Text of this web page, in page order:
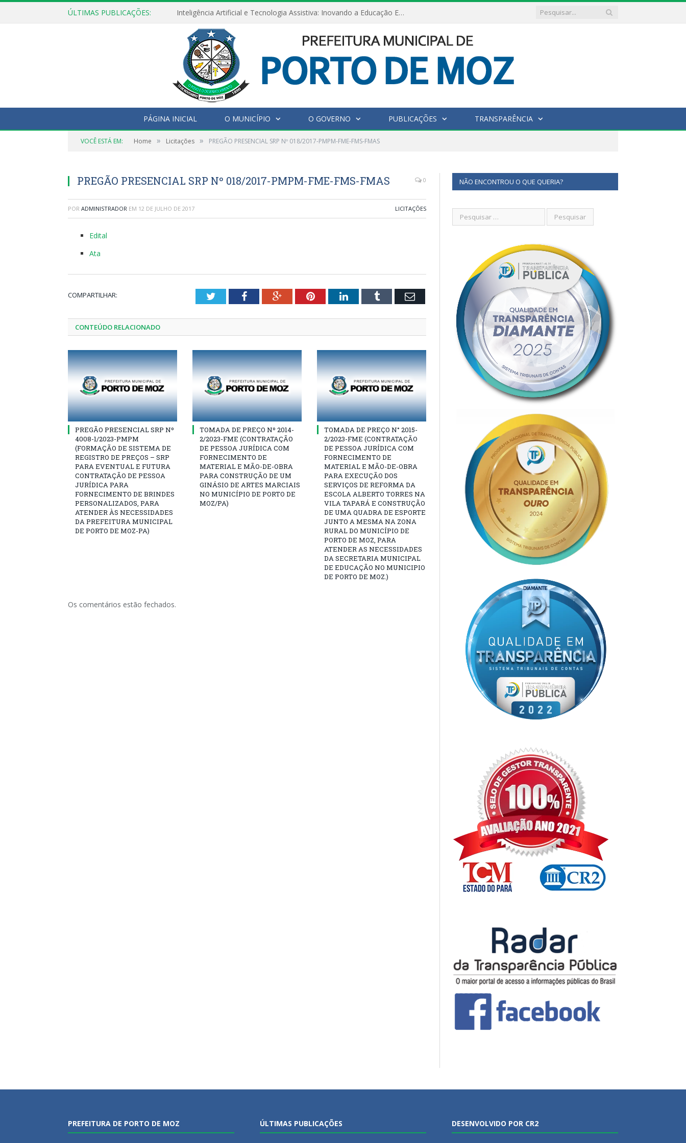
ÚLTIMAS PUBLICAÇÕES: Inteligência Artificial e Tecnologia Assistiva: Inovando a Educação Especial e Inclusiva
PÁGINA INICIAL O MUNICÍPIO O GOVERNO PUBLICAÇÕES TRANSPARÊNCIA
VOCÊ ESTÁ EM: Home » Licitações » PREGÃO PRESENCIAL SRP Nº 018/2017-PMPM-FME-FMS-FMAS
PREGÃO PRESENCIAL SRP Nº 018/2017-PMPM-FME-FMS-FMAS 0
POR ADMINISTRADOR EM 12 DE JULHO DE 2017 LICITAÇÕES
Edital
Ata
COMPARTILHAR: TwitterFacebookGoogle+PinterestLinkedInTumblr Email
CONTEÚDO RELACIONADO
PREGÃO PRESENCIAL SRP Nº
4008-1/2023-PMPM
(FORMAÇÃO DE SISTEMA DE
REGISTRO DE PREÇOS – SRP
PARA EVENTUAL E FUTURA
CONTRATAÇÃO DE PESSOA
JURÍDICA PARA
FORNECIMENTO DE BRINDES
PERSONALIZADOS, PARA
ATENDER ÀS NECESSIDADES
DA PREFEITURA MUNICIPAL
DE PORTO DE MOZ-PA)
TOMADA DE PREÇO Nº 2014-
2/2023-FME (CONTRATAÇÃO
DE PESSOA JURÍDICA COM
FORNECIMENTO DE
MATERIAL E MÃO-DE-OBRA
PARA CONSTRUÇÃO DE UM
GINÁSIO DE ARTES MARCIAIS
NO MUNICÍPIO DE PORTO DE
MOZ/PA)
TOMADA DE PREÇO N° 2015-
2/2023-FME (CONTRATAÇÃO
DE PESSOA JURÍDICA COM
FORNECIMENTO DE
MATERIAL E MÃO-DE-OBRA
PARA EXECUÇÃO DOS
SERVIÇOS DE REFORMA DA
ESCOLA ALBERTO TORRES NA
VILA TAPARÁ E CONSTRUÇÃO
DE UMA QUADRA DE ESPORTE
JUNTO A MESMA NA ZONA
RURAL DO MUNICÍPIO DE
PORTO DE MOZ, PARA
ATENDER AS NECESSIDADES
DA SECRETARIA MUNICIPAL
DE EDUCAÇÃO NO MUNICIPIO
DE PORTO DE MOZ.)
Os comentários estão fechados.
NÃO ENCONTROU O QUE QUERIA?
PREFEITURA DE PORTO DE MOZ ÚLTIMAS PUBLICAÇÕES DESENVOLVIDO POR CR2